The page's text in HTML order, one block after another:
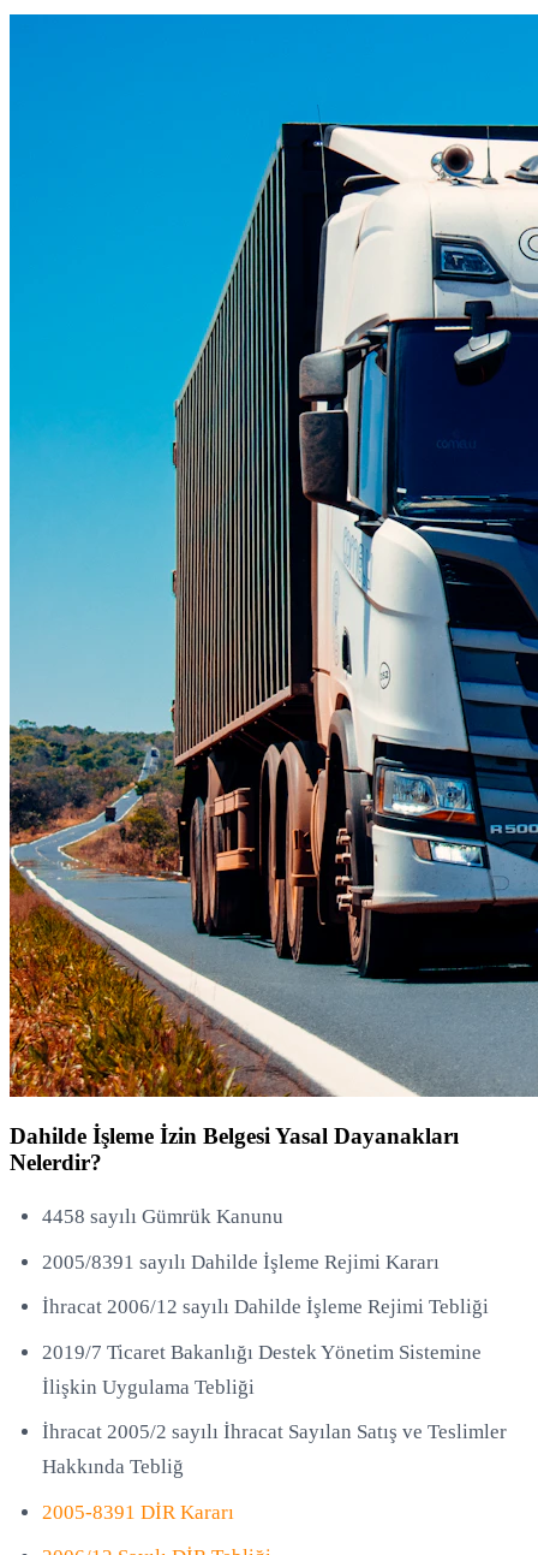
Dahilde İşleme İzin Belgesi Yasal Dayanakları
Nelerdir?
4458 sayılı Gümrük Kanunu
2005/8391 sayılı Dahilde İşleme Rejimi Kararı
İhracat 2006/12 sayılı Dahilde İşleme Rejimi Tebliği
2019/7 Ticaret Bakanlığı Destek Yönetim Sistemine
İlişkin Uygulama Tebliği
İhracat 2005/2 sayılı İhracat Sayılan Satış ve Teslimler
Hakkında Tebliğ
2005-8391 DİR Kararı